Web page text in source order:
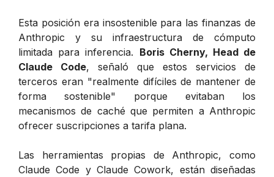
Esta posición era insostenible para las finanzas de
Anthropic y su infraestructura de cómputo
limitada para inferencia. Boris Cherny, Head de
Claude Code, señaló que estos servicios de
terceros eran "realmente difíciles de mantener de
forma sostenible" porque evitaban los
mecanismos de caché que permiten a Anthropic
ofrecer suscripciones a tarifa plana.
Las herramientas propias de Anthropic, como
Claude Code y Claude Cowork, están diseñadas